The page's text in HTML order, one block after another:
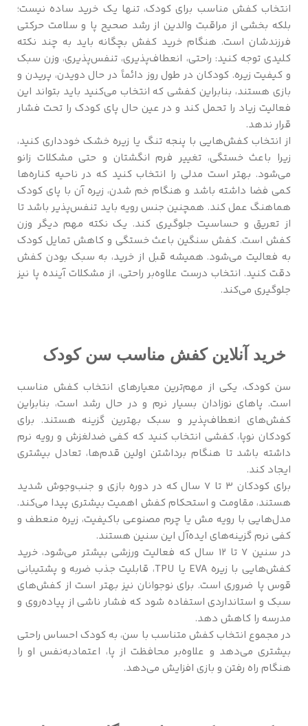
انتخاب کفش مناسب برای کودک، تنها یک خرید ساده نیست؛
بلکه بخشی از مراقبت والدین از رشد صحیح پا و سلامت حرکتی
فرزندشان است. هنگام خرید کفش بچگانه باید به چند نکته
کلیدی توجه کنید: راحتی، انعطاف‌پذیری، تنفس‌پذیری، وزن سبک
و کیفیت زیره. کودکان در طول روز دائماً در حال دویدن، پریدن و
بازی هستند، بنابراین کفشی که انتخاب می‌کنید باید بتواند این
فعالیت زیاد را تحمل کند و در عین حال پای کودک را تحت فشار
قرار ندهد.
از انتخاب کفش‌هایی با پنجه تنگ یا زیره خشک خودداری کنید،
زیرا باعث خستگی، تغییر فرم انگشتان و حتی مشکلات زانو
می‌شود. بهتر است مدلی را انتخاب کنید که در ناحیه کناره‌ها
کمی فضا داشته باشد و هنگام خم شدن، زیره آن با پای کودک
هماهنگ عمل کند. همچنین جنس رویه باید تنفس‌پذیر باشد تا
از تعریق و حساسیت جلوگیری کند. یک نکته مهم دیگر وزن
کفش است. کفش سنگین باعث خستگی و کاهش تمایل کودک
به فعالیت می‌شود. همیشه قبل از خرید، به سبک بودن کفش
دقت کنید. انتخاب درست علاوه‌بر راحتی، از مشکلات آینده پا نیز
جلوگیری می‌کند.
خرید آنلاین کفش مناسب سن کودک
سن کودک، یکی از مهم‌ترین معیارهای انتخاب کفش مناسب
است. پاهای نوزادان بسیار نرم و در حال رشد است، بنابراین
کفش‌های انعطاف‌پذیر و سبک بهترین گزینه هستند. برای
کودکان نوپا، کفشی انتخاب کنید که کفی ضدلغزش و رویه نرم
داشته باشد تا هنگام برداشتن اولین قدم‌ها، تعادل بیشتری
ایجاد کند.
برای کودکان ۳ تا ۷ سال که در دوره بازی و جنب‌وجوش شدید
هستند، مقاومت و استحکام کفش اهمیت بیشتری پیدا می‌کند.
مدل‌هایی با رویه مش یا چرم مصنوعی باکیفیت، زیره منعطف و
کفی نرم گزینه‌های ایده‌آل این سنین هستند.
در سنین ۷ تا ۱۲ سال که فعالیت ورزشی بیشتر می‌شود، خرید
کفش‌هایی با زیره EVA یا TPU، قابلیت جذب ضربه و پشتیبانی
قوس پا ضروری است. برای نوجوانان نیز بهتر است از کفش‌های
سبک و استانداردی استفاده شود که فشار ناشی از پیاده‌روی و
مدرسه را کاهش دهد.
در مجموع انتخاب کفش متناسب با سن، به کودک احساس راحتی
بیشتری می‌دهد و علاوه‌بر محافظت از پا، اعتمادبه‌نفس او را
هنگام راه رفتن و بازی افزایش می‌دهد.